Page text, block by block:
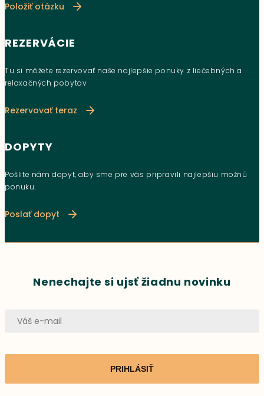
Položiť otázku
REZERVÁCIE
Tu si môžete rezervovať naše najlepšie ponuky z liečebných a
relaxačných pobytov
Rezervovať teraz
DOPYTY
Pošlite nám dopyt, aby sme pre vás pripravili najlepšiu možnú
ponuku.
Poslať dopyt
Nenechajte si ujsť žiadnu novinku
PRIHLÁSIŤ